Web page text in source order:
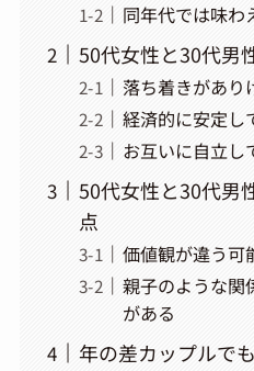
同年代では味わ
50代女性と30代男
落ち着きがあり
経済的に安定し
お互いに自立し
50代女性と30代男
点
価値観が違う可
親子のような関
がある
年の差カップルで